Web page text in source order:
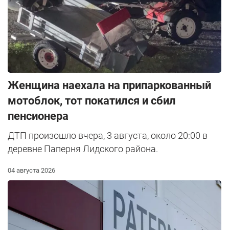
Женщина наехала на припаркованный
мотоблок, тот покатился и сбил
пенсионера
ДТП произошло вчера, 3 августа, около 20:00 в
деревне Паперня Лидского района.
04 августа 2026